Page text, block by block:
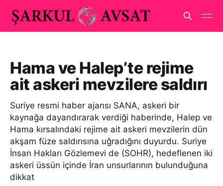
Hama ve Halep’te rejime
ait askeri mevzilere saldırı
Suriye resmi haber ajansı SANA, askeri bir
kaynağa dayandırarak verdiği haberinde, Halep ve
Hama kırsalındaki rejime ait askeri mevzilerin dün
akşam füze saldırısına uğradığını duyurdu. Suriye
İnsan Hakları Gözlemevi de (SOHR), hedeflenen iki
askeri üssün içinde İran unsurlarının bulunduğuna
dikkat